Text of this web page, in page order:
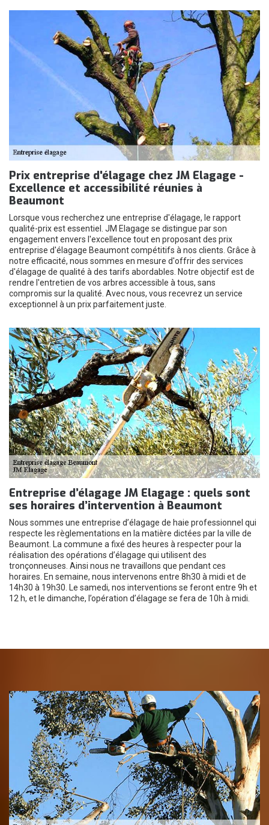
Prix entreprise d'élagage chez JM Elagage -
Excellence et accessibilité réunies à
Beaumont
Lorsque vous recherchez une entreprise d'élagage, le rapport
qualité-prix est essentiel. JM Elagage se distingue par son
engagement envers l'excellence tout en proposant des prix
entreprise d'élagage Beaumont compétitifs à nos clients. Grâce à
notre efficacité, nous sommes en mesure d'offrir des services
d'élagage de qualité à des tarifs abordables. Notre objectif est de
rendre l'entretien de vos arbres accessible à tous, sans
compromis sur la qualité. Avec nous, vous recevrez un service
exceptionnel à un prix parfaitement juste.
Entreprise d’élagage JM Elagage : quels sont
ses horaires d’intervention à Beaumont
Nous sommes une entreprise d’élagage de haie professionnel qui
respecte les règlementations en la matière dictées par la ville de
Beaumont. La commune a fixé des heures à respecter pour la
réalisation des opérations d’élagage qui utilisent des
tronçonneuses. Ainsi nous ne travaillons que pendant ces
horaires. En semaine, nous intervenons entre 8h30 à midi et de
14h30 à 19h30. Le samedi, nos interventions se feront entre 9h et
12 h, et le dimanche, l’opération d’élagage se fera de 10h à midi.